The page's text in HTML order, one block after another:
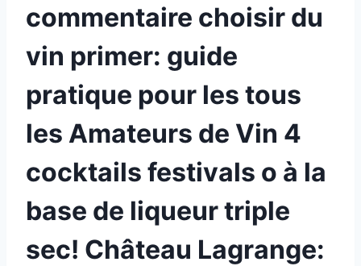
commentaire choisir du
vin primer: guide
pratique pour les tous
les Amateurs de Vin 4
cocktails festivals o à la
base de liqueur triple
sec! Château Lagrange: